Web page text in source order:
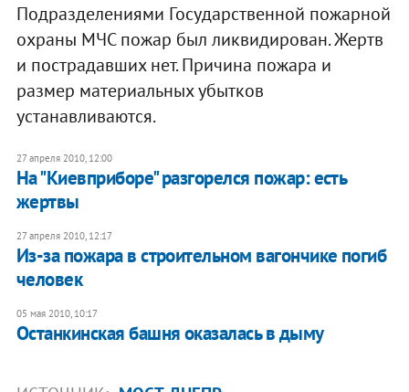
Подразделениями Государственной пожарной
охраны МЧС пожар был ликвидирован. Жертв
и пострадавших нет. Причина пожара и
размер материальных убытков
устанавливаются.
27 апреля 2010, 12:00
На "Киевприборе" разгорелся пожар: есть
жертвы
27 апреля 2010, 12:17
Из-за пожара в строительном вагончике погиб
человек
05 мая 2010, 10:17
Останкинская башня оказалась в дыму